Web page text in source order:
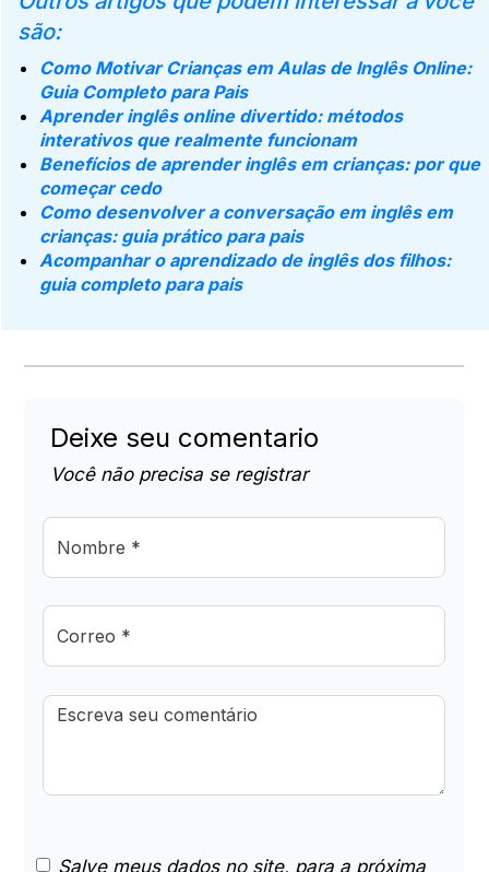
são:
Como Motivar Crianças em Aulas de Inglês Online:
Guia Completo para Pais
Aprender inglês online divertido: métodos
interativos que realmente funcionam
Benefícios de aprender inglês em crianças: por que
começar cedo
Como desenvolver a conversação em inglês em
crianças: guia prático para pais
Acompanhar o aprendizado de inglês dos filhos:
guia completo para pais
Deixe seu comentario
Você não precisa se registrar
Salve meus dados no site, para a próxima